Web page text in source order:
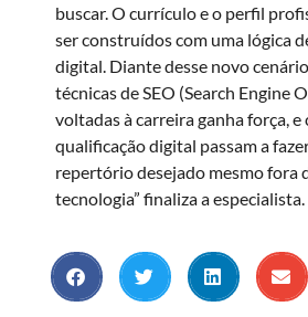
buscar. O currículo e o perfil
ser construídos com uma lógica
digital. Diante desse novo
técnicas de SEO (Search Engine
voltadas à carreira ganha força, e
qualificação digital passam a
repertório desejado mesmo fora
tecnologia” finaliza a especialista.